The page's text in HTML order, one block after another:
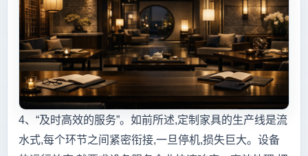
4、“及时高效的服务”。 如前所述,定制家具的生产线是流
水式,每个环节之间紧密衔接,一旦停机,损失巨大。设备